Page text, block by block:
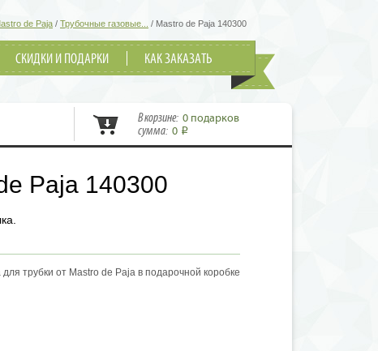
de Paja / Трубочные газовые... / Mastro de Paja 140300
СКИДКИ И ПОДАРКИ КАК ЗАКАЗАТЬ
В корзине: 0 подарков
сумма: 0 i
Paja 140300
для трубки от Mastro de Paja в подарочной коробке